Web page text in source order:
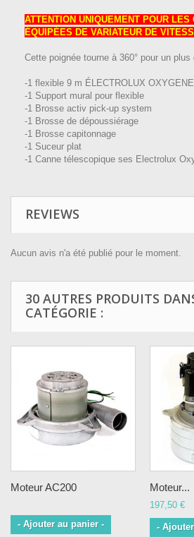
ATTENTION UNIQUEMENT POUR LES
ÉQUIPÉES DE VARIATEUR DE
Cette poignée tourne à 360° pour un plus
-1 flexible 9 m ÉLECTROLUX OXYGENE
-1 Support mural pour flexible
-1 Brosse activ pick-up system
-1 Brosse de dépoussiérage
-1 Brosse capitonnage
-1 Suceur plat
-1 Canne télescopique ses Electrolux
REVIEWS
Aucun avis n'a été publié pour le moment.
30 AUTRES PRODUITS
CATÉGORIE :
Moteur AC200
- Ajouter au panier -
Moteur...
197,50 €
-